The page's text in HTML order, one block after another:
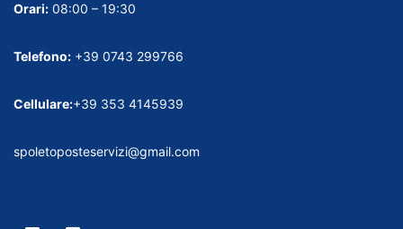
Orari: 08:00 – 19:30
Telefono: +39 0743 299766
Cellulare:+39 353 4145939
spoletoposteservizi@gmail.com